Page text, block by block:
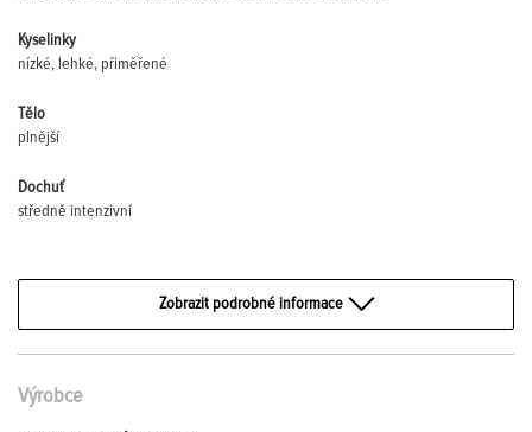
Kyselinky
nízké, lehké, přiměřené
Tělo
plnější
Dochuť
středně intenzivní
Zobrazit podrobné informace
Výrobce